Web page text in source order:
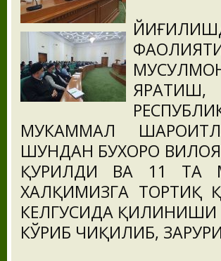
МУКАММАЛ
ШУНДАН БУХОРО
ҚУРИЛДИ ВА 11 ТА
ХАЛҚИМИЗГА ТОРТИҚ
КЕЛГУСИДА
КЎРИБ ЧИҚИЛИБ,